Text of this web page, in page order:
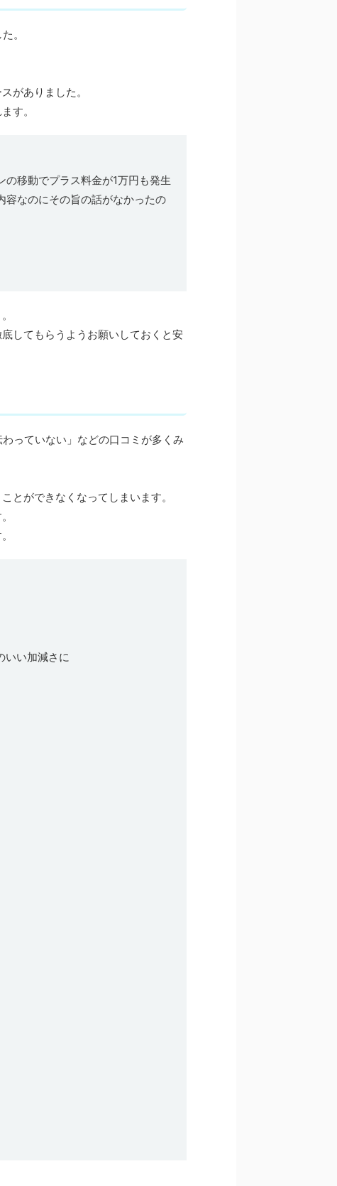
。
がありました。
す。
移動でプラス料金が1万円も発生
容なのにその旨の話がなかったの
してもらうようお願いしておくと安
っていない」などの口コミが多くみ
とができなくなってしまいます。
いい加減さに